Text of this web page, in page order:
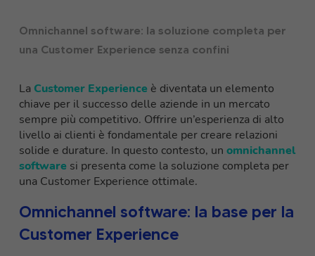
Omnichannel software: la soluzione completa per
una Customer Experience senza confini
La Customer Experience è diventata un elemento
chiave per il successo delle aziende in un mercato
sempre più competitivo. Offrire un’esperienza di alto
livello ai clienti è fondamentale per creare relazioni
solide e durature. In questo contesto, un omnichannel
software si presenta come la soluzione completa per
una Customer Experience ottimale.
Omnichannel software: la base per la
Customer Experience